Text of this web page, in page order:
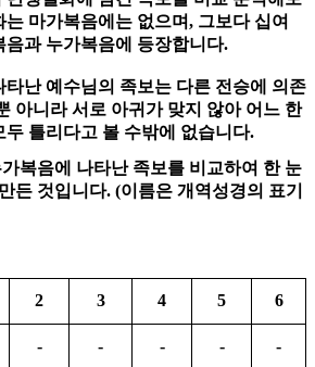
마가복음에는 없으며, 그보다 십여
음과 누가복음에 등장합니다.
난 예수님의 족보는 다른 전승에 의존
아니라 서로 아귀가 맞지 않아 어느 한
두 틀리다고 볼 수밖에 없습니다.
복음에 나타난 족보를 비교하여 한 눈
든 것입니다. (이름은 개역성경의 표기
2 3 4 5 6
- - - - -